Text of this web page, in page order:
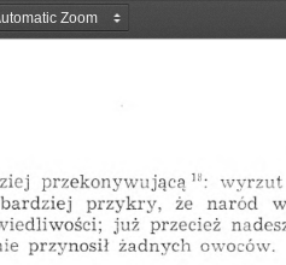
przekonywującą 13: wyrzut
bardziej przykry, że naród
już przecież
przynosił żadnych owoców.